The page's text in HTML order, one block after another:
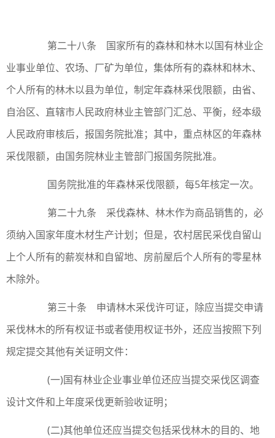
第二十八条 国家所有的森林和林木以国有林业企
业事业单位、农场、厂矿为单位，集体所有的森林和林木、
个人所有的林木以县为单位，制定年森林采伐限额，由省、
自治区、直辖市人民政府林业主管部门汇总、平衡，经本级
人民政府审核后，报国务院批准；其中，重点林区的年森林
采伐限额，由国务院林业主管部门报国务院批准。
国务院批准的年森林采伐限额，每5年核定一次。
第二十九条 采伐森林、林木作为商品销售的，必
须纳入国家年度木材生产计划；但是，农村居民采伐自留山
上个人所有的薪炭林和自留地、房前屋后个人所有的零星林
木除外。
第三十条 申请林木采伐许可证，除应当提交申请
采伐林木的所有权证书或者使用权证书外，还应当按照下列
规定提交其他有关证明文件：
(一)国有林业企业事业单位还应当提交采伐区调查
设计文件和上年度采伐更新验收证明；
(二)其他单位还应当提交包括采伐林木的目的、地